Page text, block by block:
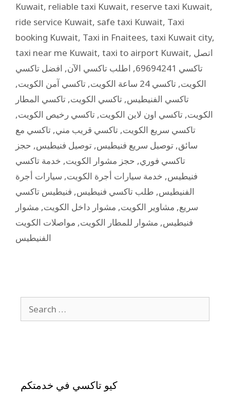
Kuwait, reliable taxi Kuwait, reserve taxi Kuwait,
ride service Kuwait, safe taxi Kuwait, Taxi
booking Kuwait, Taxi in Fnaitees, taxi Kuwait city,
taxi near me Kuwait, taxi to airport Kuwait, اتصل
تاكسي 69694241
, اطلب تاكسي الآن, افضل تاكسي
الكويت, تاكسي 24 ساعة الكويت , تاكسي آمن الكويت,
تاكسي الفنيطيس, تاكسي الكويت, تاكسي المطار
الكويت, تاكسي اون لاين الكويت, تاكسي رخيص الكويت,
تاكسي سريع الكويت, تاكسي قريب مني, تاكسي مع
سائق, توصيل سريع فنيطيس, توصيل فنيطيس, حجز
تاكسي فوري, حجز مشوار الكويت, خدمة تاكسي
فنيطيس, خدمة سيارات أجرة الكويت, سيارات أجرة
الفنيطيس, طلب تاكسي فنيطيس, فنيطيس تاكسي
سريع, مشاوير الكويت, مشوار داخل الكويت, مشوار
فنيطيس, مشوار للمطار الكويت, مواصلات الكويت
الفنيطيس
كيو تاكسي في خدمتكم